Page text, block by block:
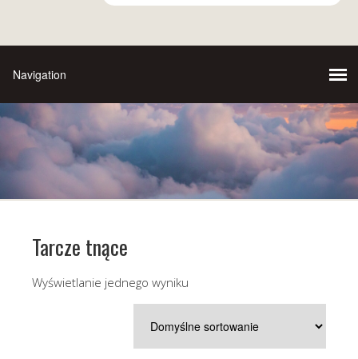
Tarcze tnące
Wyświetlanie jednego wyniku